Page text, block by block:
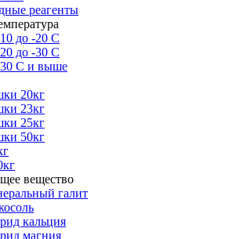
реагенты
до -20 С
до -30 С
С и выше
20кг
23кг
25кг
50кг
вещество
галит
кальция
магния